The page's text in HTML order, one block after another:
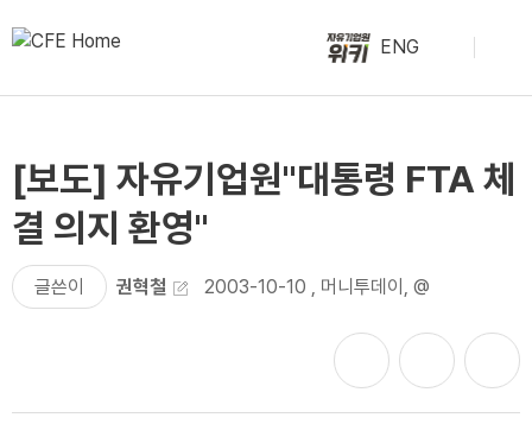
ENG
[보도] 자유기업원"대통령 FTA 체
결 의지 환영"
글쓴이 권혁철 2003-10-10 , 머니투데이, @